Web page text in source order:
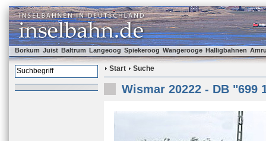
Borkum Juist Baltrum Langeoog Spiekeroog Wangerooge Halligbahnen
Start Suche
Wismar 20222 - DB "699